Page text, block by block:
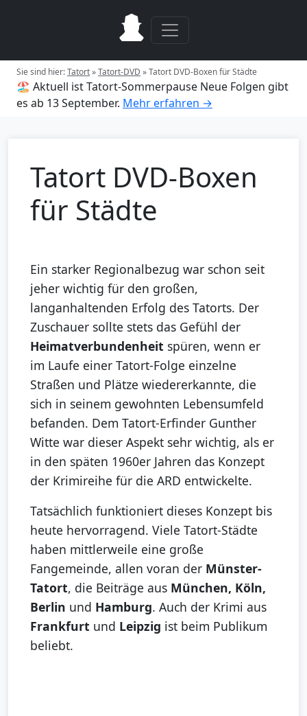
Sie sind hier:Tatort»Tatort-DVD »Tatort DVD-Boxen für Städte
🏖️ Aktuell ist Tatort-Sommerpause Neue Folgen gibt
es ab 13 September. Mehr erfahren →
Tatort DVD-Boxen
für Städte
Ein starker Regionalbezug war schon seit
jeher wichtig für den großen,
langanhaltenden Erfolg des Tatorts. Der
Zuschauer sollte stets das Gefühl der
Heimatverbundenheit spüren, wenn er
im Laufe einer Tatort-Folge einzelne
Straßen und Plätze wiedererkannte, die
sich in seinem gewohnten Lebensumfeld
befanden. Dem Tatort-Erfinder Gunther
Witte war dieser Aspekt sehr wichtig, als er
in den späten 1960er Jahren das Konzept
der Krimireihe für die ARD entwickelte.
Tatsächlich funktioniert dieses Konzept bis
heute hervorragend. Viele Tatort-Städte
haben mittlerweile eine große
Fangemeinde, allen voran der Münster-
Tatort, die Beiträge aus München, Köln,
Berlin und Hamburg. Auch der Krimi aus
Frankfurt und Leipzig ist beim Publikum
beliebt.